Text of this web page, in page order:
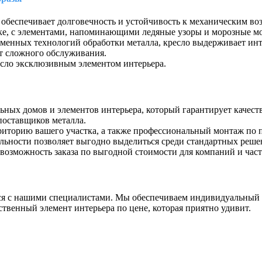
долговечность и устойчивость к механическим
с элементами, напоминающими ледяные узоры и морозные
технологий обработки металла, кресло выдерживает
сложного обслуживания.
эксклюзивным элементом интерьера.
домов и элементов интерьера, который гарантирует
металла.
вашего участка, а также профессиональный монтаж по
позволяет выгодно выделиться среди стандартных
заказа по выгодной стоимости для компаний и
с нашими специалистами. Мы обеспечиваем
элемент интерьера по цене, которая приятно удивит.